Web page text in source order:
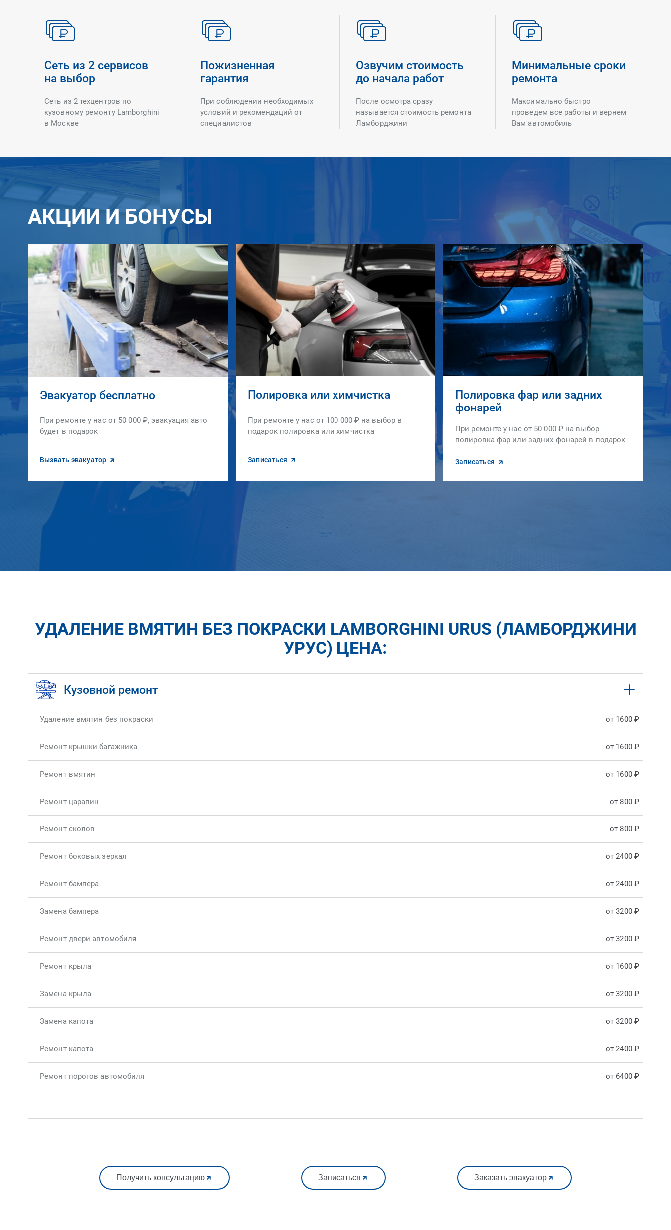
Сеть из 2 сервисов
на выбор
Сеть из 2 техцентров по
кузовному ремонту Lamborghini
в Москве
Пожизненная
гарантия
При соблюдении необходимых
условий и рекомендаций от
специалистов
Озвучим стоимость
до начала работ
После осмотра сразу
называется стоимость ремонта
Ламборджини
Минимальные сроки
ремонта
Максимально быстро
проведем все работы и вернем
Вам автомобиль
АКЦИИ И БОНУСЫ
Эвакуатор бесплатно
При ремонте у нас от 50 000 ₽, эвакуация авто
будет в подарок
Вызвать эвакуатор
Полировка или химчистка
При ремонте у нас от 100 000 ₽ на выбор в
подарок полировка или химчистка
Записаться
Полировка фар или задних
фонарей
При ремонте у нас от 50 000 ₽ на выбор
полировка фар или задних фонарей в подарок
Записаться
УДАЛЕНИЕ ВМЯТИН БЕЗ ПОКРАСКИ LAMBORGHINI URUS (ЛАМБОРДЖИНИ
УРУС) ЦЕНА:
Кузовной ремонт
Удаление вмятин без покраски от 1600 ₽
Ремонт крышки багажника от 1600 ₽
Ремонт вмятин от 1600 ₽
Ремонт царапин от 800 ₽
Ремонт сколов от 800 ₽
Ремонт боковых зеркал от 2400 ₽
Ремонт бампера от 2400 ₽
Замена бампера от 3200 ₽
Ремонт двери автомобиля от 3200 ₽
Ремонт крыла от 1600 ₽
Замена крыла от 3200 ₽
Замена капота от 3200 ₽
Ремонт капота от 2400 ₽
Ремонт порогов автомобиля от 6400 ₽
Получить консультацию Записаться Заказать эвакуатор